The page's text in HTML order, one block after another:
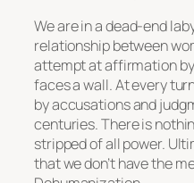
We are in a dead-end
relationship between
attempt at affirmation
faces a wall. At every
by accusations and
centuries. There is
stripped of all power.
that we don’t have the